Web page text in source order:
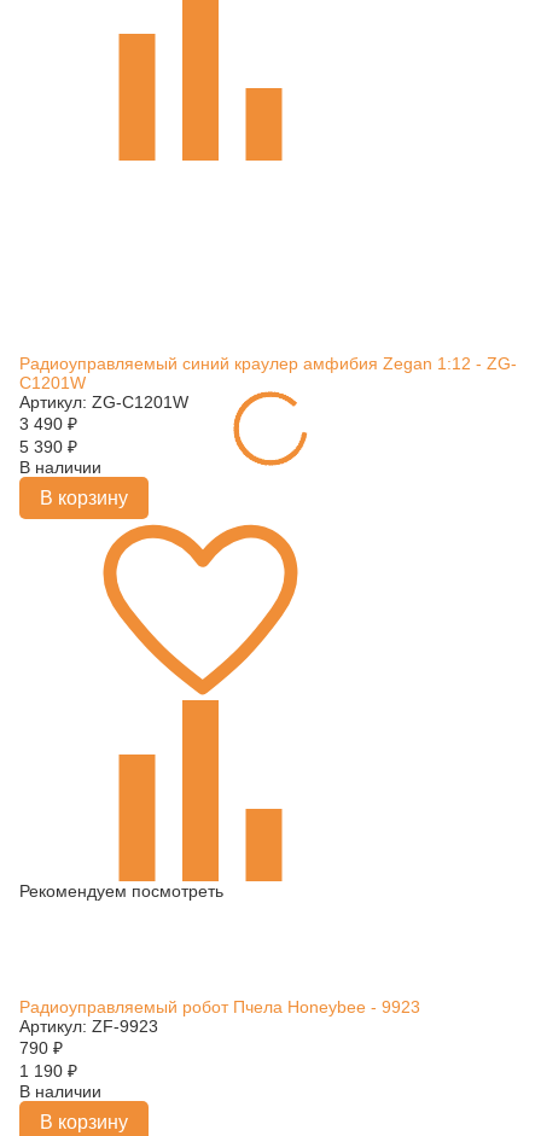
Радиоуправляемый синий краулер амфибия Zegan 1:12 - ZG-
C1201W
Артикул: ZG-C1201W
3 490 ₽
5 390 ₽
В наличии
В корзину
Рекомендуем посмотреть
Радиоуправляемый робот Пчела Honeybee - 9923
Артикул: ZF-9923
790 ₽
1 190 ₽
В наличии
В корзину